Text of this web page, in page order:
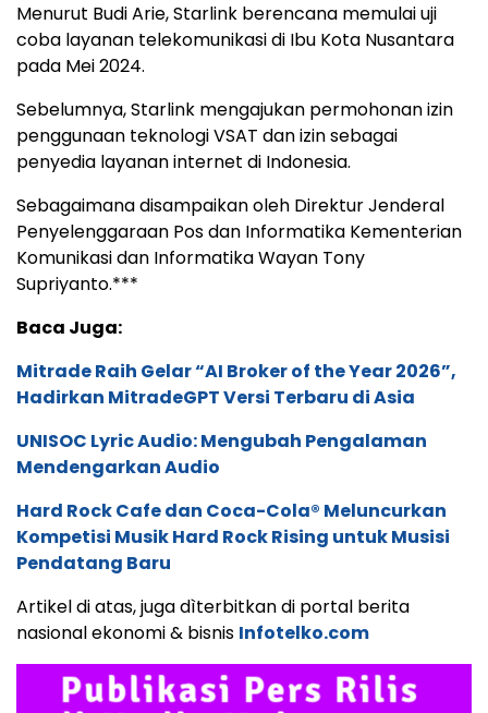
Menurut Budi Arie, Starlink berencana memulai uji
coba layanan telekomunikasi di Ibu Kota Nusantara
pada Mei 2024.
Sebelumnya, Starlink mengajukan permohonan izin
penggunaan teknologi VSAT dan izin sebagai
penyedia layanan internet di Indonesia.
Sebagaimana disampaikan oleh Direktur Jenderal
Penyelenggaraan Pos dan Informatika Kementerian
Komunikasi dan Informatika Wayan Tony
Supriyanto.***
Baca Juga:
Mitrade Raih Gelar “AI Broker of the Year 2026”,
Hadirkan MitradeGPT Versi Terbaru di Asia
UNISOC Lyric Audio: Mengubah Pengalaman
Mendengarkan Audio
Hard Rock Cafe dan Coca-Cola® Meluncurkan
Kompetisi Musik Hard Rock Rising untuk Musisi
Pendatang Baru
Artikel di atas, juga dìterbitkan di portal berita
nasional ekonomi & bisnis Infotelko.com